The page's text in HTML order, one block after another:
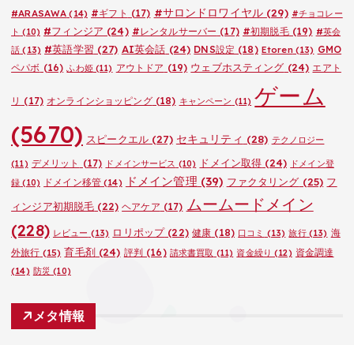
#ARASAWA (14) #ギフト (17) #サロンドロワイヤル(29) #チョコレー
ト (10) #フィンジア (24) #レンタルサーバー (17) #初期脱毛(19) #英会
話 (13) #英語学習 (27) AI英会話 (24) DNS設定 (18) Etoren(13) GMO
ペパボ (16) ふわ姫(11) アウトドア (19) ウェブホスティング (24) エアト
リ (17) オンラインショッピング(18) キャンペーン (11) ゲーム
(5670) スピークエル(27) セキュリティ (28) テクノロジー
(11) デメリット (17) ドメインサービス (10) ドメイン取得 (24) ドメイン登
録 (10) ドメイン移管(14) ドメイン管理 (39) ファクタリング (25) フ
ィンジア初期脱毛 (22) ヘアケア (17) ムームードメイン
(228) レビュー (13) ロリポップ(22) 健康 (18) 口コミ (13) 旅行(13) 海
外旅行 (15) 育毛剤(24) 評判 (16) 請求書買取 (11) 資金繰り (12) 資金調達
(14) 防災 (10)
メタ情報